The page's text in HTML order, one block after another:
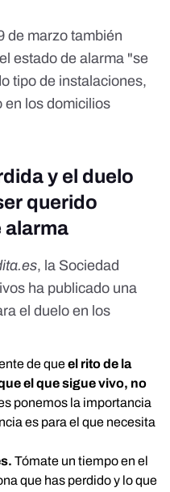
de marzo también
estado de alarma "se
tipo de instalaciones,
en los domicilios
y el duelo
querido
alarma
, la Sociedad
ha publicado una
el duelo en los
de queel rito de la
el que sigue vivo, no
ponemos la importancia
es para el que necesita
Tómate un tiempo en el
que has perdido y lo que